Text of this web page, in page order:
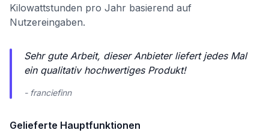
Kilowattstunden pro Jahr basierend auf
Nutzereingaben.
Sehr gute Arbeit, dieser Anbieter liefert jedes Mal
ein qualitativ hochwertiges Produkt!
- franciefinn
Gelieferte Hauptfunktionen